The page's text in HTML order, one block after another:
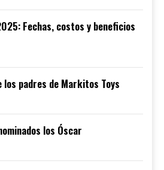
Fechas, costos y beneficios
los padres de Markitos Toys
los Óscar